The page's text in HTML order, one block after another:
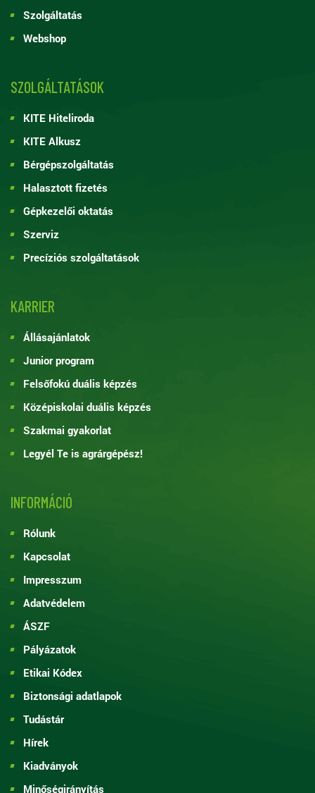
Szolgáltatás
Webshop
SZOLGÁLTATÁSOK
KITE Hiteliroda
KITE Alkusz
Bérgépszolgáltatás
Halasztott fizetés
Gépkezelői oktatás
Szerviz
Precíziós szolgáltatások
KARRIER
Állásajánlatok
Junior program
Felsőfokú duális képzés
Középiskolai duális képzés
Szakmai gyakorlat
Legyél Te is agrárgépész!
INFORMÁCIÓ
Rólunk
Kapcsolat
Impresszum
Adatvédelem
ÁSZF
Pályázatok
Etikai Kódex
Biztonsági adatlapok
Tudástár
Hírek
Kiadványok
Minőségirányítás